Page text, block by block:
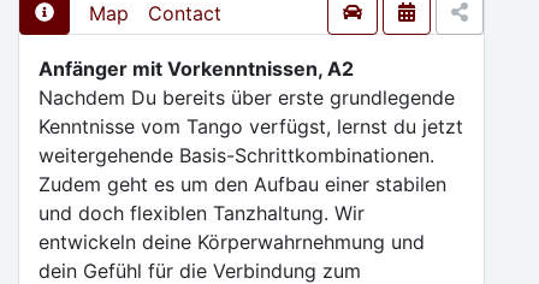
Map Contact
Anfänger mit Vorkenntnissen, A2
Nachdem Du bereits über erste grundlegende
Kenntnisse vom Tango verfügst, lernst du jetzt
weitergehende Basis-Schrittkombinationen.
Zudem geht es um den Aufbau einer stabilen
und doch flexiblen Tanzhaltung. Wir
entwickeln deine Körperwahrnehmung und
dein Gefühl für die Verbindung zum